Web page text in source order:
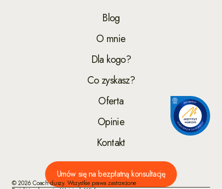
Blog
O mnie
Dla kogo?
Co zyskasz?
Oferta
Opinie
Kontakt
Umów się na bezpłatną konsultację
© 2026 Coach duszy. Wszystkie prawa zastrzeżone